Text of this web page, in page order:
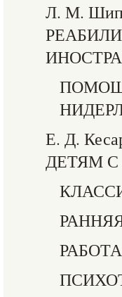
Л. М.
Е. Д.
ДЕТЯМ